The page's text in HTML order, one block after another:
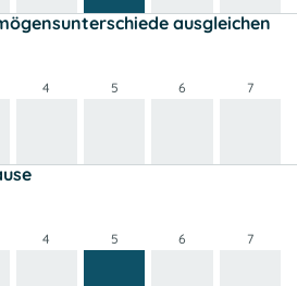
ausgleichen
4 5 6 7
4 5 6 7